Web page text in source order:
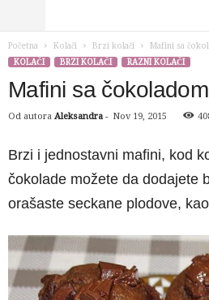
Početna Kolači Brzi kolači
Mafini sa
KOLAČI
BRZI KOLAČI RAZNI KOLAČI
Mafini sa čokoladom
Od autora Aleksandra - Nov 19, 2015
Brzi i jednostavni mafini, kod
čokolade možete da dodajete
orašaste seckane plodove,